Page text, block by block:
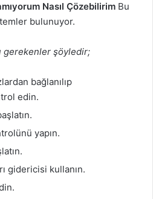
Nasıl Çözebilirim Bu
bulunuyor.
gerekenler şöyledir;
bağlanılıp
edin.
yapın.
gidericisi kullanın.